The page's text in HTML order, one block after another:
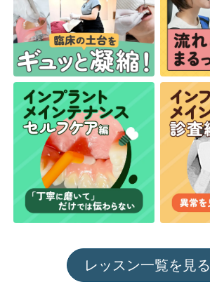
レッスン一覧を見る